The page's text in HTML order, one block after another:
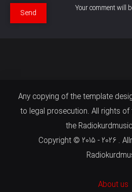
Your comment will
Send
Any copying of the template
to legal prosecution. All rights
the
Copyright © 2015 - 2026 .
About us